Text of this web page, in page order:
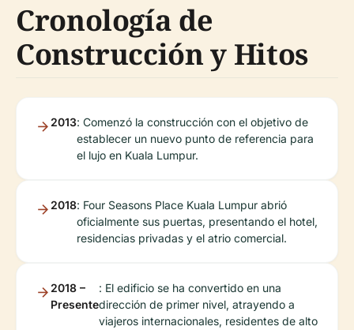
Cronología de
Construcción y Hitos
2013: Comenzó la construcción con el objetivo de
establecer un nuevo punto de referencia para
el lujo en Kuala Lumpur.
2018: Four Seasons Place Kuala Lumpur abrió
oficialmente sus puertas, presentando el hotel,
residencias privadas y el atrio comercial.
2018 –
Presente
: El edificio se ha convertido en una
dirección de primer nivel, atrayendo a
viajeros internacionales, residentes de alto